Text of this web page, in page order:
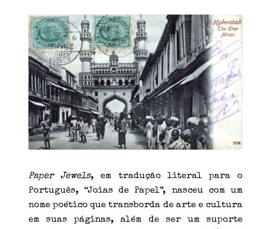
Paper Jewels, em tradução literal para o
Português, “Joias de Papel”, nasceu com um
nome poético que transborda de arte e cultura
em suas páginas, além de ser um suporte